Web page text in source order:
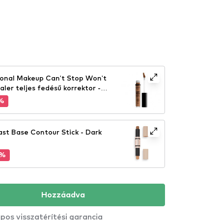
Makeup Can't Stop Won't
teljes fedésű korrektor -
Base Contour Stick - Dark
Hozzáadva
visszatérítési garancia